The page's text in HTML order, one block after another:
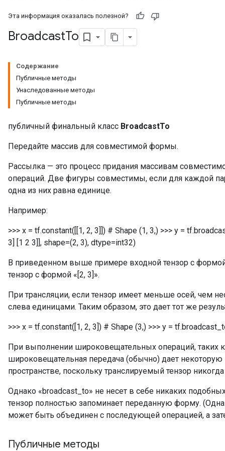
Эта информация оказалась полезной?
BroadcastTo
Содержание
Публичные методы
Унаследованные методы
Публичные методы
публичный финальный класс BroadcastTo
Передайте массив для совместимой формы.
Рассылка — это процесс придания массивам
операций. Две фигуры совместимы, если для каждой
одна из них равна единице.
Например:
>>> x = tf.constant([[1, 2, 3]]) # Shape (1, 3,) >>> y =
3] [1 2 3]], shape=(2, 3), dtype=int32)
В приведенном выше примере входной тензор с формой
тензор с формой «[2, 3]».
При трансляции, если тензор имеет меньше осей, чем
слева единицами. Таким образом, это дает тот же
>>> x = tf.constant([1, 2, 3]) # Shape (3,) >>> y =
При выполнении широковещательных операций, таких
широковещательная передача (обычно) дает
пространстве, поскольку транслируемый тензор
Однако «broadcast_to» не несет в себе никаких
тензор полностью запоминает переданную форму.
может быть объединен с последующей операцией, а
Публичные методы